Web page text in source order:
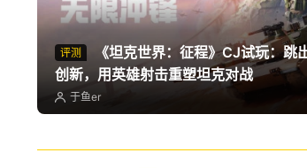
评测
创新，用英雄射击重塑坦克对战
于鱼er